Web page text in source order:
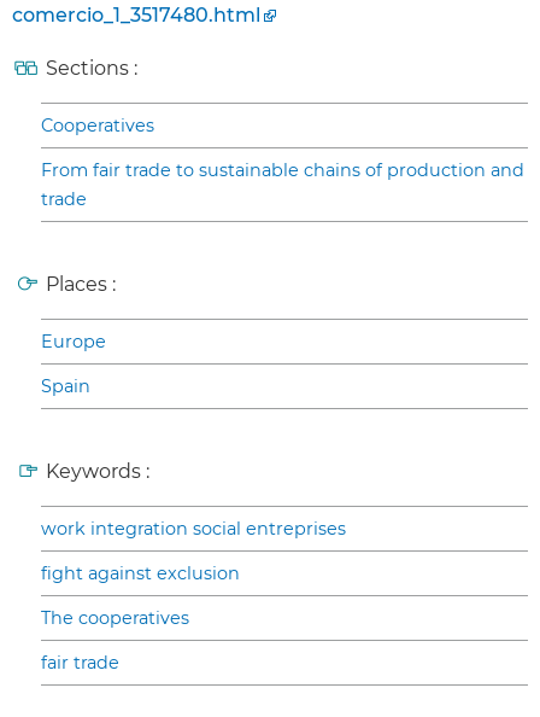
comercio_1_3517480.html
Sections :
Cooperatives
From fair trade to sustainable chains of production and
trade
Places :
Europe
Spain
Keywords :
work integration social entreprises
fight against exclusion
The cooperatives
fair trade